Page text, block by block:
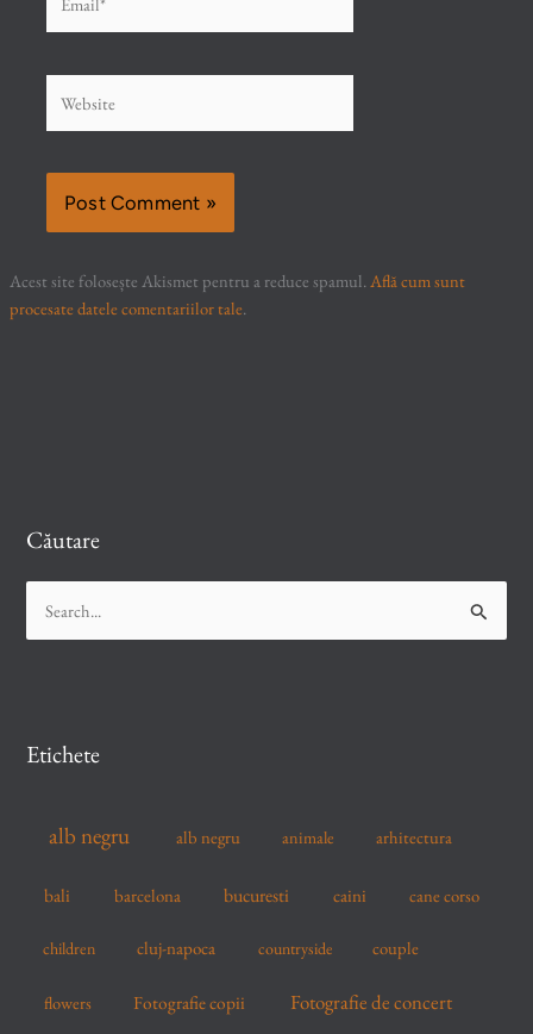
Acest site folosește Akismet pentru a reduce spamul.Află cum sunt
procesate datele comentariilor tale.
Căutare
e
h
Etichete
alb negru alb negru animale arhitectura
bali barcelona bucuresti caini cane corso
children cluj-napoca countryside couple
flowers Fotografie copii Fotografie de concert